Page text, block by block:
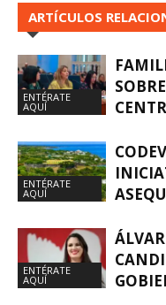
ARTÍCULOS
ENTÉRATE
AQUÍ
ENTÉRATE
AQUÍ
ENTÉRATE
AQUÍ